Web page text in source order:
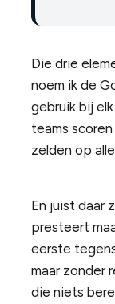
Die drie
noem ik de
gebruik bij
teams
zelden op
En juist daar
presteert
eerste
maar zonder
die niets